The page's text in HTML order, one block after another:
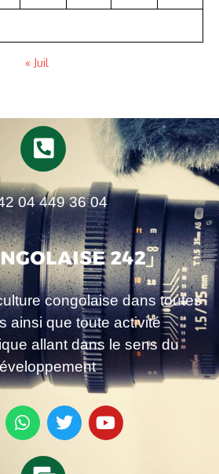
« Juil
04 449 36 04
congolaise dans toutes
ainsi que toute activité
allant dans le sens du